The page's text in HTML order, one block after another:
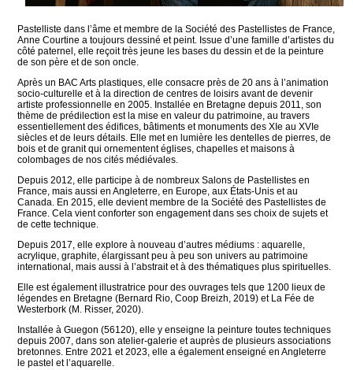
Pastelliste dans l’âme et membre de la Société des Pastellistes de France,
Anne Courtine a toujours dessiné et peint. Issue d’une famille d’artistes du
côté paternel, elle reçoit très jeune les bases du dessin et de la peinture
de son père et de son oncle.
Après un BAC Arts plastiques, elle consacre près de 20 ans à l’animation
socio-culturelle et à la direction de centres de loisirs avant de devenir
artiste professionnelle en 2005. Installée en Bretagne depuis 2011, son
thème de prédilection est la mise en valeur du patrimoine, au travers
essentiellement des édifices, bâtiments et monuments des XIe au XVIe
siècles et de leurs détails. Elle met en lumière les dentelles de pierres, de
bois et de granit qui ornementent églises, chapelles et maisons à
colombages de nos cités médiévales.
Depuis 2012, elle participe à de nombreux Salons de Pastellistes en
France, mais aussi en Angleterre, en Europe, aux États-Unis et au
Canada. En 2015, elle devient membre de la Société des Pastellistes de
France. Cela vient conforter son engagement dans ses choix de sujets et
de cette technique.
Depuis 2017, elle explore à nouveau d’autres médiums : aquarelle,
acrylique, graphite, élargissant peu à peu son univers au patrimoine
international, mais aussi à l’abstrait et à des thématiques plus spirituelles.
Elle est également illustratrice pour des ouvrages tels que 1200 lieux de
légendes en Bretagne (Bernard Rio, Coop Breizh, 2019) et La Fée de
Westerbork (M. Risser, 2020).
Installée à Guegon (56120), elle y enseigne la peinture toutes techniques
depuis 2007, dans son atelier-galerie et auprès de plusieurs associations
bretonnes. Entre 2021 et 2023, elle a également enseigné en Angleterre
le pastel et l’aquarelle.